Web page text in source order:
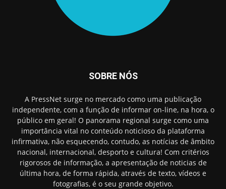
SOBRE NÓS
A PressNet surge no mercado como uma publicação
independente, com a função de informar on-line, na hora, o
público em geral! O panorama regional surge como uma
importância vital no conteúdo noticioso da plataforma
infirmativa, não esquecendo, contudo, as notícias de âmbito
nacional, internacional, desporto e cultura! Com critérios
rigorosos de informação, a apresentação de noticias de
última hora, de forma rápida, através de texto, vídeos e
fotografias, é o seu grande objetivo.